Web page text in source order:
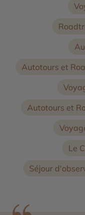
Autotours et
Autotours et
Le
Séjour